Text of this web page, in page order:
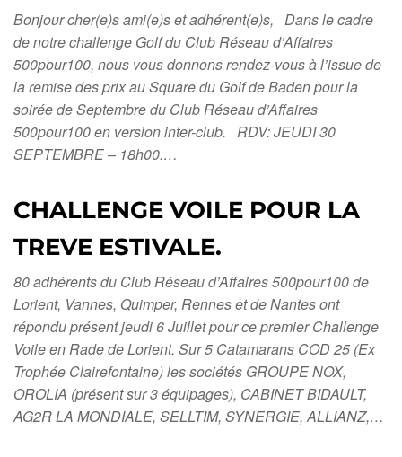
Bonjour cher(e)s ami(e)s et adhérent(e)s, Dans le cadre
de notre challenge Golf du Club Réseau d’Affaires
500pour100, nous vous donnons rendez-vous à l’issue de
la remise des prix au Square du Golf de Baden pour la
soirée de Septembre du Club Réseau d’Affaires
500pour100 en version inter-club. RDV: JEUDI 30
SEPTEMBRE – 18h00.…
CHALLENGE VOILE POUR LA
TREVE ESTIVALE.
80 adhérents du Club Réseau d’Affaires 500pour100 de
Lorient, Vannes, Quimper, Rennes et de Nantes ont
répondu présent jeudi 6 Juillet pour ce premier Challenge
Voile en Rade de Lorient. Sur 5 Catamarans COD 25 (Ex
Trophée Clairefontaine) les sociétés GROUPE NOX,
OROLIA (présent sur 3 équipages), CABINET BIDAULT,
AG2R LA MONDIALE, SELLTIM, SYNERGIE, ALLIANZ,…